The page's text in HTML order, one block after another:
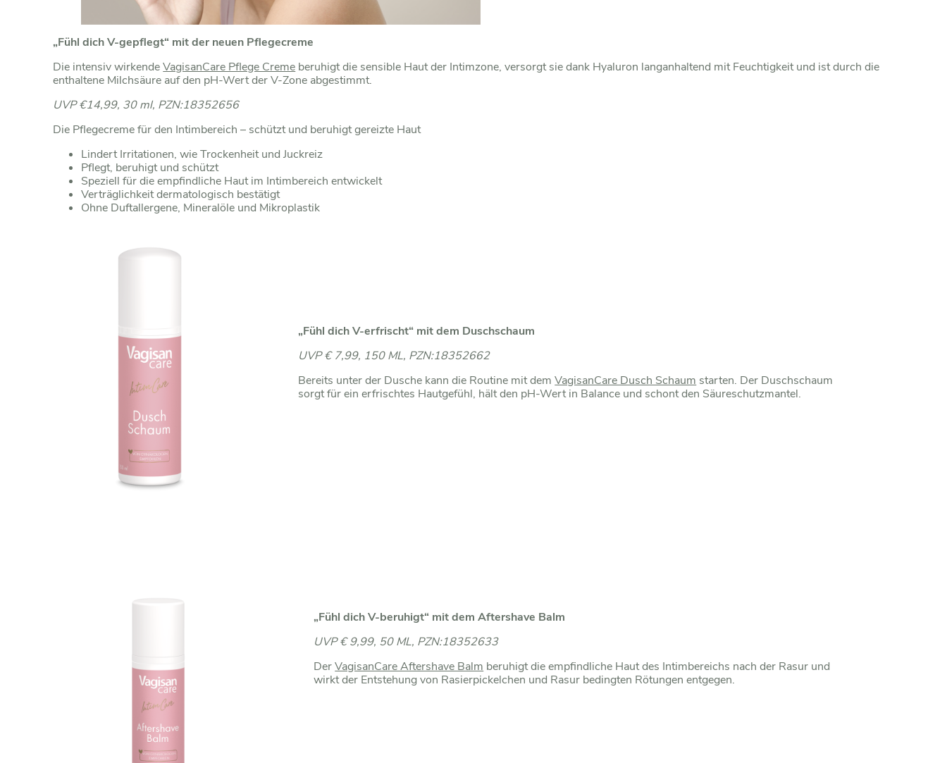
„Fühl dich V-gepflegt“ mit der neuen Pflegecreme
Die intensiv wirkendeVagisanCare Pflege Creme beruhigt die sensible Haut der Intimzone, versorgt sie dank Hyaluron langanhaltend mit Feuchtigkeit und ist durch die
enthaltene Milchsäure auf den pH-Wert der V-Zone abgestimmt.
UVP €14,99, 30 ml, PZN:18352656
Die Pflegecreme für den Intimbereich – schützt und beruhigt gereizte Haut
Lindert Irritationen, wie Trockenheit und Juckreiz
Pflegt, beruhigt und schützt
Speziell für die empfindliche Haut im Intimbereich entwickelt
Verträglichkeit dermatologisch bestätigt
Ohne Duftallergene, Mineralöle und Mikroplastik
„Fühl dich V-erfrischt“ mit dem Duschschaum
UVP € 7,99, 150 ML, PZN:18352662
Bereits unter der Dusche kann die Routine mit demVagisanCare Dusch Schaumstarten. Der Duschschaum
sorgt für ein erfrischtes Hautgefühl, hält den pH-Wert in Balance und schont den Säureschutzmantel.
„Fühl dich V-beruhigt“ mit dem Aftershave Balm
UVP € 9,99, 50 ML, PZN:18352633
DerVagisanCare Aftershave Balm beruhigt die empfindliche Haut des Intimbereichs nach der Rasur und
wirkt der Entstehung von Rasierpickelchen und Rasur bedingten Rötungen entgegen.